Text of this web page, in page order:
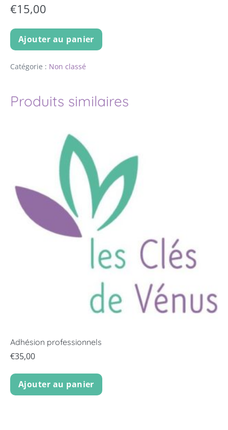
€15,00
Ajouter au panier
Catégorie : Non classé
Produits similaires
Adhésion professionnels
€35,00
Ajouter au panier